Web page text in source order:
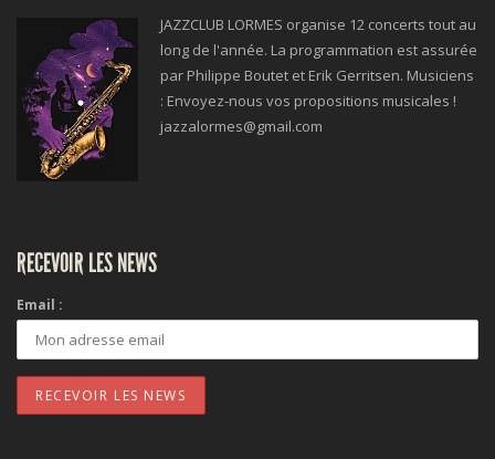
JAZZCLUB LORMES organise 12 concerts tout au
long de l'année. La programmation est assurée
par Philippe Boutet et Erik Gerritsen. Musiciens
: Envoyez-nous vos propositions musicales !
jazzalormes@gmail.com
RECEVOIR LES NEWS
Email :